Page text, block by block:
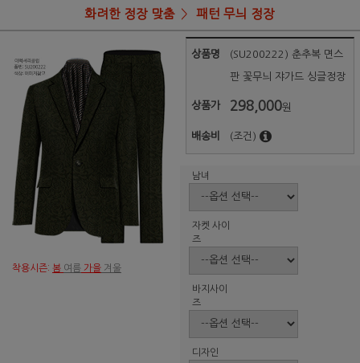
화려한 정장 맞춤 패턴 무늬 정장
착용시즌: 봄 여름 가을 겨울
상품명 (SU200222) 춘추복 면스
판 꽃무늬 쟈가드 싱글정장
상품가 298,000원
배송비 (조건)
남녀
자켓 사이
즈
바지사이
즈
디자인